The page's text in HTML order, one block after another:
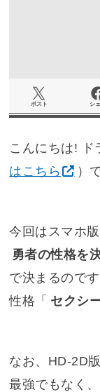
ポスト シ
こんにちは! ド
はこちら
）
今回はスマホ
勇者の性格を
で決まるので
性格「 セクシ
なお、HD-2D
最強でもなく